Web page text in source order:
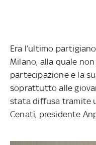
Era l’ultimo
Milano, alla quale
partecipazione e la
soprattutto alle
stata diffusa tramite
Cenati, presidente